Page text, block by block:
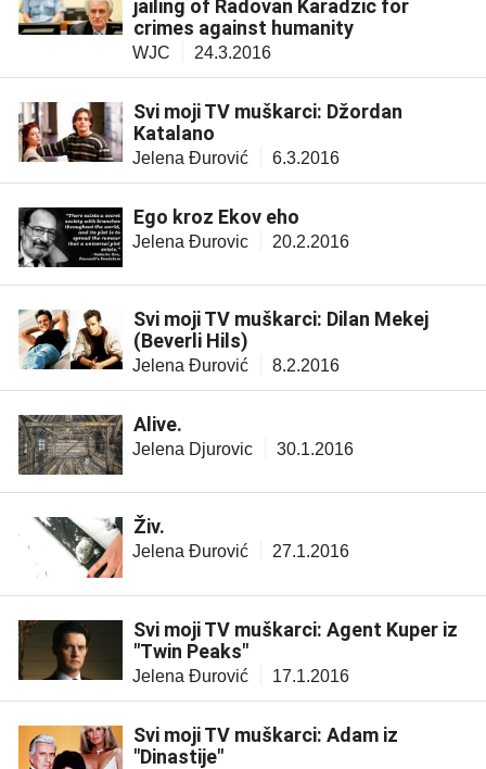
jailing of Radovan Karadzic for
crimes against humanity
WJC 24.3.2016
Svi moji TV muškarci: Džordan
Katalano
Jelena Đurović 6.3.2016
Ego kroz Ekov eho
Jelena Đurovic 20.2.2016
Svi moji TV muškarci: Dilan Mekej
(Beverli Hils)
Jelena Đurović 8.2.2016
Alive.
Jelena Djurovic 30.1.2016
Živ.
Jelena Đurović 27.1.2016
Svi moji TV muškarci: Agent Kuper iz
"Twin Peaks"
Jelena Đurović 17.1.2016
Svi moji TV muškarci: Adam iz
"Dinastije"